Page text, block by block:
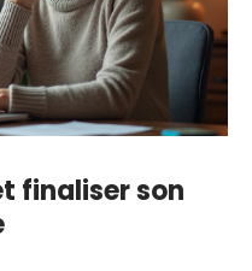
finaliser son